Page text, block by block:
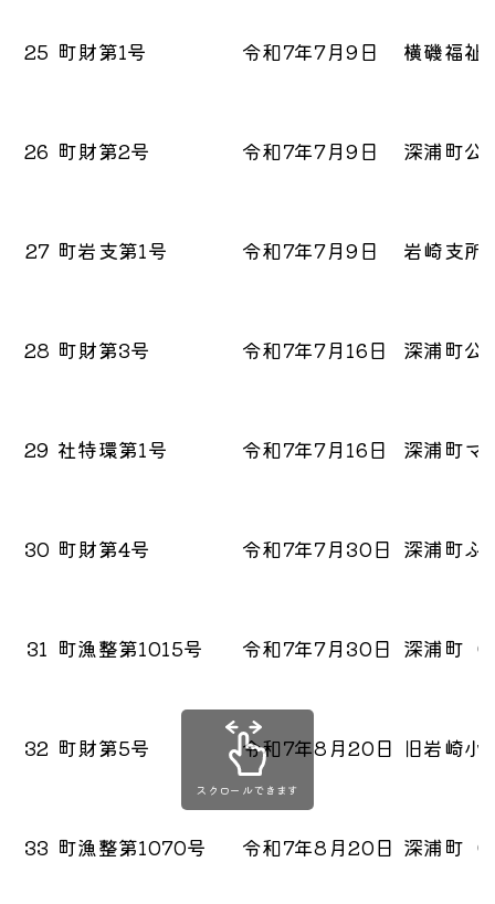
25 町財第1号 令和7年7月9日 横磯福祉
26 町財第2号 令和7年7月9日 深浦町公
27 町岩支第1号 令和7年7月9日 岩崎支所
28 町財第3号 令和7年7月16日 深浦町公
29 社特環第1号 令和7年7月16日 深浦町マ
30 町財第4号 令和7年7月30日 深浦町ふ
31 町漁整第1015号 令和7年7月30日 深浦町（
32 町財第5号 令和7年8月20日 旧岩崎小
33 町漁整第1070号 令和7年8月20日 深浦町（
スクロールできます